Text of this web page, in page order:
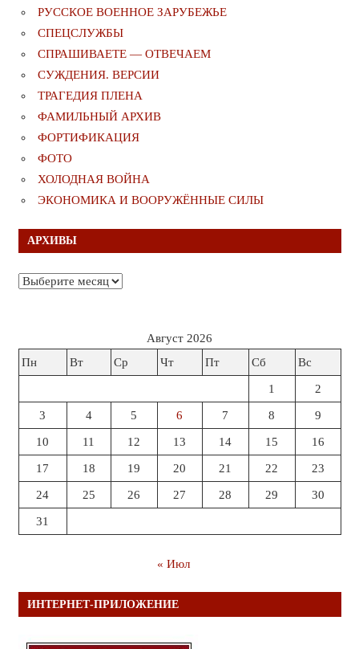
РУССКОЕ ВОЕННОЕ ЗАРУБЕЖЬЕ
СПЕЦСЛУЖБЫ
СПРАШИВАЕТЕ — ОТВЕЧАЕМ
СУЖДЕНИЯ. ВЕРСИИ
ТРАГЕДИЯ ПЛЕНА
ФАМИЛЬНЫЙ АРХИВ
ФОРТИФИКАЦИЯ
ФОТО
ХОЛОДНАЯ ВОЙНА
ЭКОНОМИКА И ВООРУЖЁННЫЕ СИЛЫ
АРХИВЫ
Архивы
Август 2026
Пн
Вт Ср Чт Пт Сб Вс
1 2
3 4 5 6 7 8 9
10 11 12 13 14 15 16
17 18 19 20 21 22 23
24 25 26 27 28 29 30
31
« Июл
ИНТЕРНЕТ-ПРИЛОЖЕНИЕ